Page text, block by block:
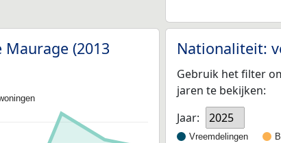
(2013
Nationaliteit:
Gebruik het filter
jaren te bekijken:
Jaar:
2025
Vreemdelingen